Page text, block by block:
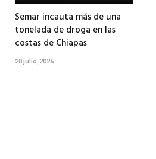
Semar incauta más de una
tonelada de droga en las
costas de Chiapas
28 julio, 2026